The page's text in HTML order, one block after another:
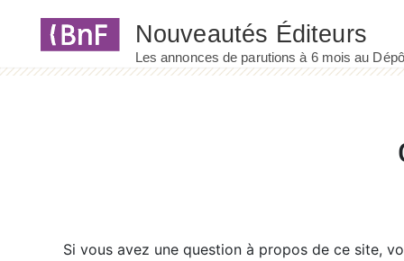
Si vous avez une question à propos de ce site,